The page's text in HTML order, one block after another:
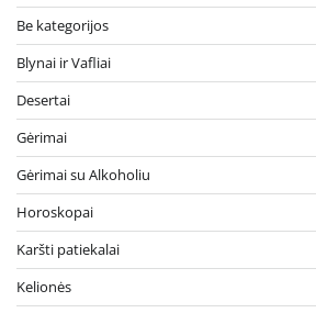
Be kategorijos
Blynai ir Vafliai
Desertai
Gėrimai
Gėrimai su Alkoholiu
Horoskopai
Karšti patiekalai
Kelionės